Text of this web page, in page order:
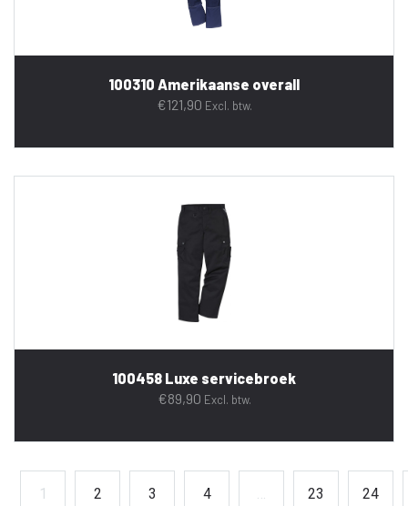
100310 Amerikaanse overall
€121,90 Excl. btw.
100458 Luxe servicebroek
€89,90 Excl. btw.
1 2 3 4 23 24